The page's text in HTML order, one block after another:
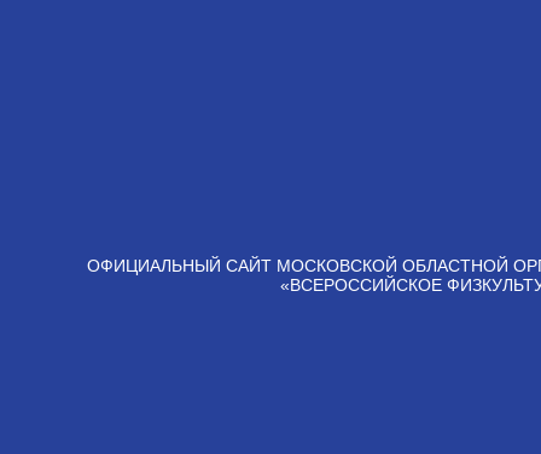
ОФИЦИАЛЬНЫЙ САЙТ МОСКОВСКОЙ ОБЛАСТНОЙ
«ВСЕРОССИЙСКОЕ